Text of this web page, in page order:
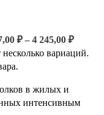
₽ – 4 245,00 ₽
вариаций.
в жилых и
интенсивным